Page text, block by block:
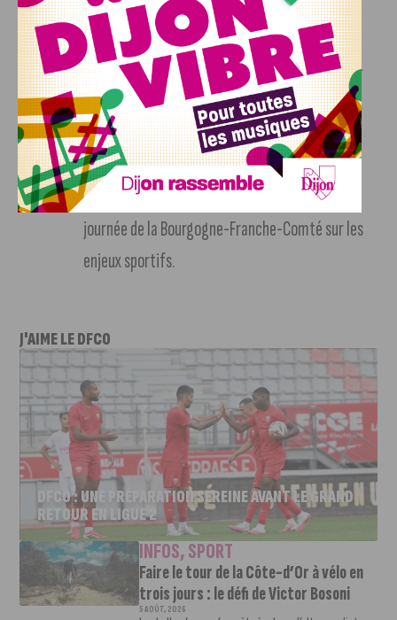
Bonnetain.
Le troisième événement mettra à l’honneur le
vélo, avec la préparation de l’équipe Groupama-
FDJ qui a lieu au centre de performance de
Besançon.
Le dernier événement se déroulera pendant les
Jeux-Olympiques de Paris avec la création d’une
journée de la Bourgogne-Franche-Comté sur les
enjeux sportifs.
J'AIME LE DFCO
DFCO : UNE PRÉPARATION SEREINE AVANT LE GRAND
RETOUR EN LIGUE 2
INFOS,SPORT
Faire le tour de la Côte-d’Or à vélo en
trois jours : le défi de Victor Bosoni
5 AOÛT, 2026